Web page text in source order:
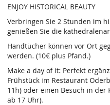
ENJOY HISTORICAL BEAUTY
Verbringen Sie 2 Stunden im
genießen Sie die
Handtücher können vor Ort
werden. (10€ plus Pfand.)
Make a day of it: Perfekt
Frühstück im Restaurant
11h) oder einen Besuch in der
ab 17 Uhr).